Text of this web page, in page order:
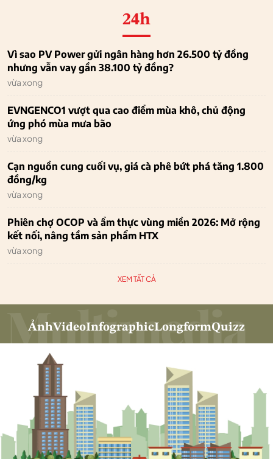
24h
Vì sao PV Power gửi ngân hàng hơn 26.500 tỷ đồng
nhưng vẫn vay gần 38.100 tỷ đồng?
vừa xong
EVNGENCO1 vượt qua cao điểm mùa khô, chủ động
ứng phó mùa mưa bão
vừa xong
Cạn nguồn cung cuối vụ, giá cà phê bứt phá tăng 1.800
đồng/kg
vừa xong
Phiên chợ OCOP và ẩm thực vùng miền 2026: Mở rộng
kết nối, nâng tầm sản phẩm HTX
vừa xong
XEM TẤT CẢ
ẢnhVideoInfographicLongformQuizz